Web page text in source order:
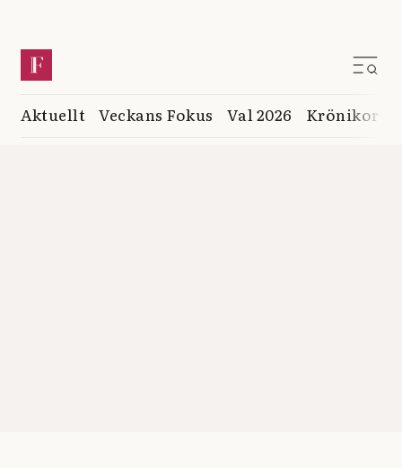
Aktuellt Veckans Fokus Val 2026 Krönikor